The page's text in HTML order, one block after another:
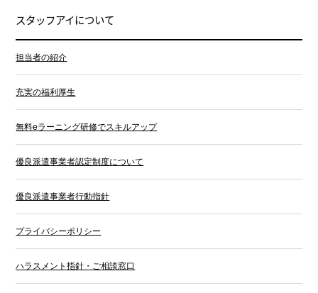
スタッフアイについて
担当者の紹介
充実の福利厚生
無料eラーニング研修でスキルアップ
優良派遣事業者認定制度について
優良派遣事業者行動指針
プライバシーポリシー
ハラスメント指針・ご相談窓口